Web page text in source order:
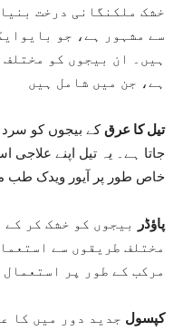
خشک ملکنگانی درخت
سے مشہور ہے، جو
ہیں۔ ان بیجوں کو
ہے، جن میں شامل ہیں
تیل کا عرقکے بیجوں کو
جاتا ہے۔ یہ تیل اپنے
خاص طور پر آیور ویدک طب
پاؤڈر
بیجوں کو خشک کر
مختلف طریقوں سے
مرکب کے طور پر استعمال
کپسول جدید دور میں کا